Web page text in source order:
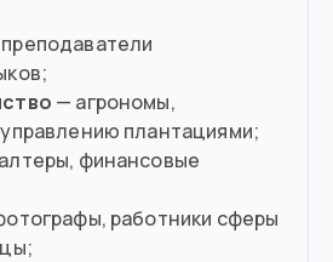
— агрономы,
финансовые
работники сферы